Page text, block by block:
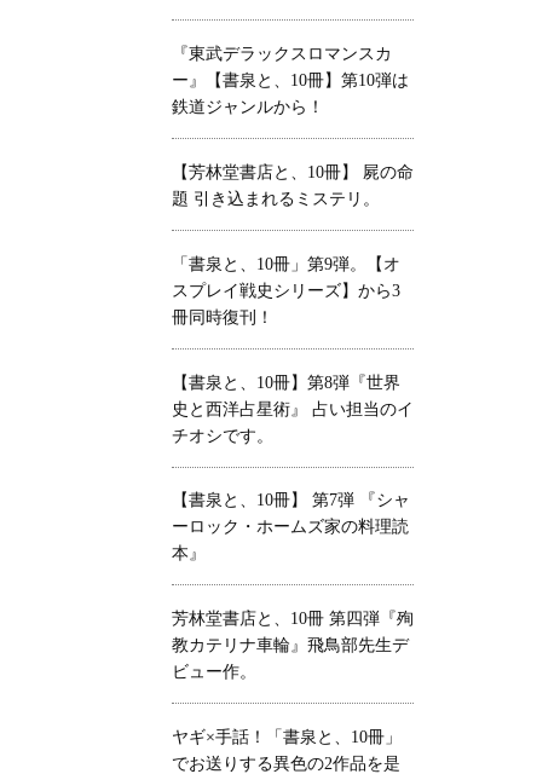
『東武デラックスロマンスカ
ー』【書泉と、10冊】第10弾は
鉄道ジャンルから！
【芳林堂書店と、10冊】 屍の命
題 引き込まれるミステリ。
「書泉と、10冊」第9弾。【オ
スプレイ戦史シリーズ】から3
冊同時復刊！
【書泉と、10冊】第8弾『世界
史と西洋占星術』 占い担当のイ
チオシです。
【書泉と、10冊】 第7弾 『シャ
ーロック・ホームズ家の料理読
本』
芳林堂書店と、10冊 第四弾『殉
教カテリナ車輪』飛鳥部先生デ
ビュー作。
ヤギ×手話！「書泉と、10冊」
でお送りする異色の2作品を是